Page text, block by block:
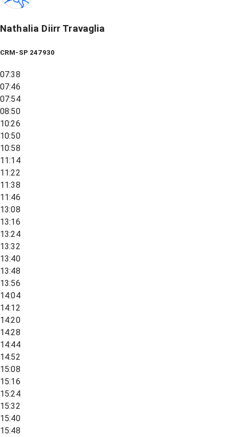
Nathalia Diirr Travaglia
CRM-SP 247930
07:38
07:46
07:54
08:50
10:26
10:50
10:58
11:14
11:22
11:38
11:46
13:08
13:16
13:24
13:32
13:40
13:48
13:56
14:04
14:12
14:20
14:28
14:44
14:52
15:08
15:16
15:24
15:32
15:40
15:48